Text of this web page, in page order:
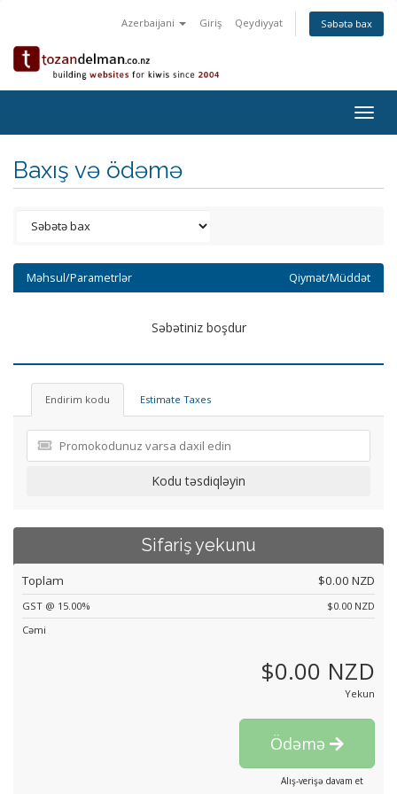
Azerbaijani Giriş Qeydiyyat Səbətə bax
Baxış və ödəmə
Məhsul/Parametrlər Qiymət/Müddət
Səbətiniz boşdur
Endirim kodu Estimate Taxes
Kodu təsdiqləyin
Sifariş yekunu
Toplam $0.00 NZD
GST @ 15.00%
$0.00 NZD
Cəmi
$0.00 NZD
Yekun
Ödəmə
Alış-verişə davam et